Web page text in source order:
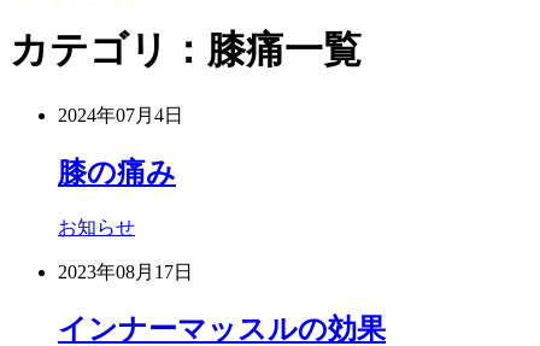
カテゴリ：膝痛一覧
2024年07月4日
膝の痛み
お知らせ
2023年08月17日
インナーマッスルの効果